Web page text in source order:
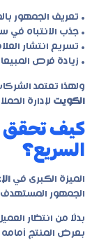
• تعريف الجمهور
• جذب الانتباه في
• تسريع انتشار
• زيادة فرص
ولهذا تعتمد
الكويت لإدارة
كيف تحقق
السريع؟
الميزة الكبرى في
الجمهور
بدلًا من انتظار
بعرض المنتج أمامه